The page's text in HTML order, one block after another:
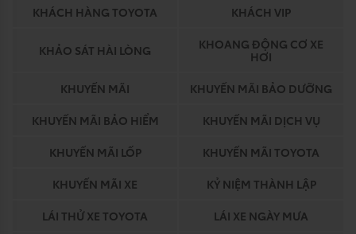
KHÁCH HÀNG TOYOTA
KHÁCH VIP
KHẢO SÁT HÀI LÒNG
KHOANG ĐỘNG CƠ XE
HƠI
KHUYẾN MÃI
KHUYẾN MÃI BẢO DƯỠNG
KHUYẾN MÃI BẢO HIỂM
KHUYẾN MÃI DỊCH VỤ
KHUYẾN MÃI LỐP
KHUYẾN MÃI TOYOTA
KHUYẾN MÃI XE
KỶ NIỆM THÀNH LẬP
LÁI THỬ XE TOYOTA
LÁI XE NGÀY MƯA